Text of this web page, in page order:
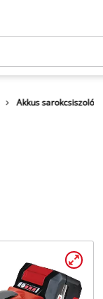
Akkus sarokcsiszoló